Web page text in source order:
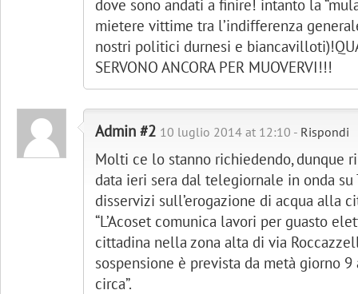
dove sono andati a finire! intanto la
mietere vittime tra l’indifferenza
nostri politici durnesi e
SERVONO ANCORA PER MUOVERVI!!!
Admin #2 10 luglio 2014 at 12:10 - Rispondi
Molti ce lo stanno richiedendo, dunque
data ieri sera dal telegiornale in onda su
disservizi sull’erogazione di acqua alla
“L’Acoset comunica lavori per guasto
cittadina nella zona alta di via
sospensione è prevista da metà giorno
circa”.